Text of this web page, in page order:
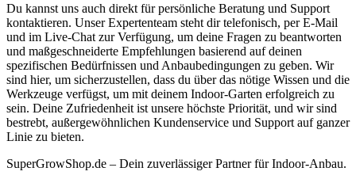
Du kannst uns auch direkt für persönliche Beratung und Support
kontaktieren. Unser Expertenteam steht dir telefonisch, per E-Mail
und im Live-Chat zur Verfügung, um deine Fragen zu beantworten
und maßgeschneiderte Empfehlungen basierend auf deinen
spezifischen Bedürfnissen und Anbaubedingungen zu geben. Wir
sind hier, um sicherzustellen, dass du über das nötige Wissen und die
Werkzeuge verfügst, um mit deinem Indoor-Garten erfolgreich zu
sein. Deine Zufriedenheit ist unsere höchste Priorität, und wir sind
bestrebt, außergewöhnlichen Kundenservice und Support auf ganzer
Linie zu bieten.
SuperGrowShop.de – Dein zuverlässiger Partner für Indoor-Anbau.